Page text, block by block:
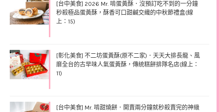
[台中美食] 2026 Mr. 啃蛋黃酥．沒預訂吃不到的一分鐘
秒殺極品蛋黃酥，酥香可口甜鹹交織的中秋節禮盒(線
上：15)
[彰化美食] 不二坊蛋黃酥(原不二家)．天天大排長龍、風
靡全台的古早味人氣蛋黃酥，傳統糕餅排隊名店(線上：
11)
[台中美食] Mr. 啃甜燒餅．開賣兩分鐘就秒殺賣完的神級